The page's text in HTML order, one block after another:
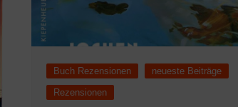
Buch Rezensionen
neueste Beiträge
Rezensionen